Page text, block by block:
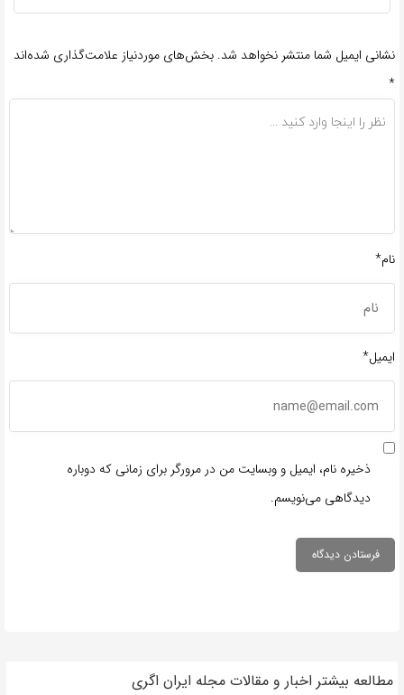
نشانی ایمیل شما منتشر نخواهد شد. بخش‌های موردنیاز علامت‌گذاری شده‌اند
*
نام*
ایمیل*
ذخیره نام، ایمیل و وبسایت من در مرورگر برای زمانی که دوباره
دیدگاهی می‌نویسم.
مطالعه بیشتر اخبار و مقالات مجله ایران اگری